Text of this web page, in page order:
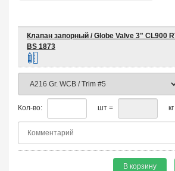
Клапан запорный / Globe Valve 3" CL900
BS 1873
Кол-во: шт = кг
В корзину